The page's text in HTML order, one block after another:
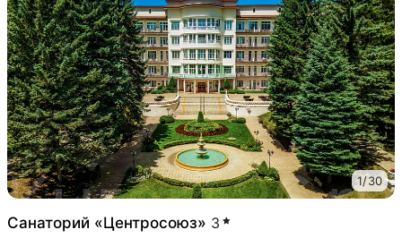
1/30
Санаторий «Центросоюз» 3